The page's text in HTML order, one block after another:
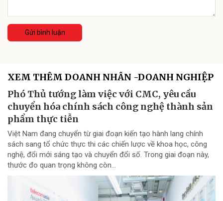
Gửi bình luận
XEM THÊM DOANH NHÂN -DOANH NGHIỆP
Phó Thủ tướng làm việc với CMC, yêu cầu
chuyển hóa chính sách công nghệ thành sản
phẩm thực tiễn
Việt Nam đang chuyển từ giai đoạn kiến tạo hành lang chính
sách sang tổ chức thực thi các chiến lược về khoa học, công
nghệ, đổi mới sáng tạo và chuyển đổi số. Trong giai đoạn này,
thước đo quan trọng không còn...